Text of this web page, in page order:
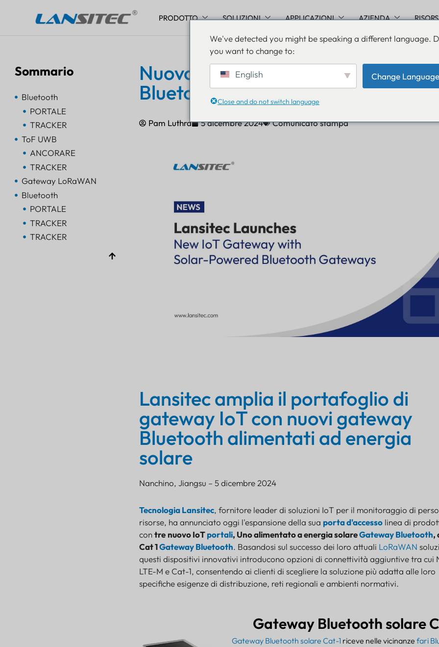
PRODOTTO SOLUZIONI APPLICAZIONI AZIENDA
Sommario
Bluetooth
PORTALE
TRACKER
ToF UWB
ANCORARE
TRACKER
Gateway LoRaWAN
Bluetooth
PORTALE
TRACKER
TRACKER
Nuovo gateway IoT con gateway
Bluetooth alimentati a energia
Pam Luthra 5 dicembre 2024 Comunicato stampa
Lansitec amplia il portafoglio di
gateway IoT con nuovi gateway
Bluetooth alimentati ad energia
solare
Nanchino, Jiangsu – 5 dicembre 2024
Tecnologia Lansitec, fornitore leader di soluzioni IoT per il monitoraggio di
risorse, ha annunciato oggi l'espansione della sua porta d'accessolinea di
contre nuovo IoTportali, Uno alimentato a energia solareGateway Bluetooth,
Cat 1Gateway Bluetooth. Basandosi sul successo dei loro attuali LoRaWAN
questi dispositivi innovativi introducono opzioni di connettività aggiuntive tra cui
LTE-M e Cat-1, consentendo ai clienti di scegliere la soluzione più adatta alle loro
specifiche esigenze di distribuzione, reti regionali e ambienti normativi.
Gateway Bluetooth solare
Gateway Bluetooth solare Cat-1 riceve nelle vicinanzefari
We've detected you might be speaking a different language.
you want to change to:
English Change Language
Close and do not switch language